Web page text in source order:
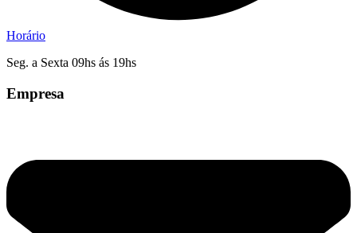
Horário
Seg. a Sexta 09hs ás 19hs
Empresa